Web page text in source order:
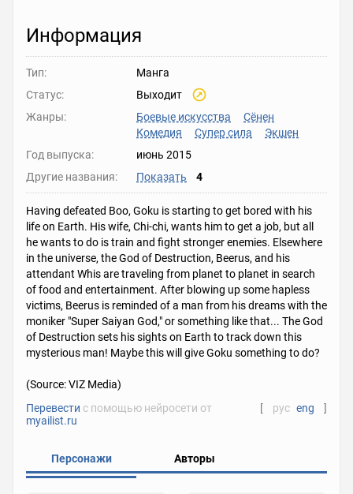
Информация
Тип:
Манга
Статус:
Выходит
Жанры:
Боевые искусства
Сёнен
Комедия
Супер сила
Экшен
Год выпуска:
июнь 2015
Другие названия:
Показать 4
Having defeated Boo, Goku is starting to get bored with his
life on Earth. His wife, Chi-chi, wants him to get a job, but all
he wants to do is train and fight stronger enemies. Elsewhere
in the universe, the God of Destruction, Beerus, and his
attendant Whis are traveling from planet to planet in search
of food and entertainment. After blowing up some hapless
victims, Beerus is reminded of a man from his dreams with the
moniker "Super Saiyan God," or something like that... The God
of Destruction sets his sights on Earth to track down this
mysterious man! Maybe this will give Goku something to do?
(Source: VIZ Media)
Перевести с помощью нейросети от
myailist.ru
[ рус eng ]
Персонажи Авторы